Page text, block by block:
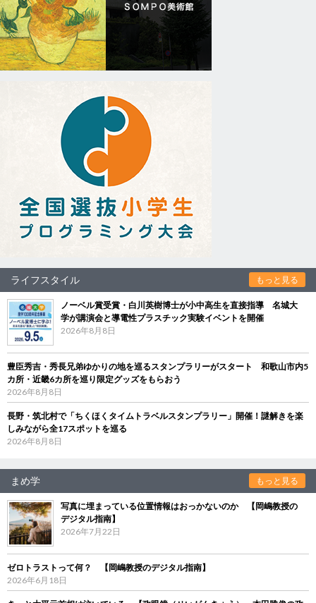
ライフスタイル もっと見る
ノーベル賞受賞・白川英樹博士が小中高生を直接指導 名城大
学が講演会と導電性プラスチック実験イベントを開催
2026年8月8日
豊臣秀吉・秀長兄弟ゆかりの地を巡るスタンプラリーがスタート 和歌山市内5
カ所・近畿6カ所を巡り限定グッズをもらおう
2026年8月8日
長野・筑北村で「ちくほくタイムトラベルスタンプラリー」開催！謎解きを楽
しみながら全17スポットを巡る
2026年8月8日
まめ学 もっと見る
写真に埋まっている位置情報はおっかないのか 【岡嶋教授の
デジタル指南】
2026年7月22日
ゼロトラストって何？ 【岡嶋教授のデジタル指南】
2026年6月18日